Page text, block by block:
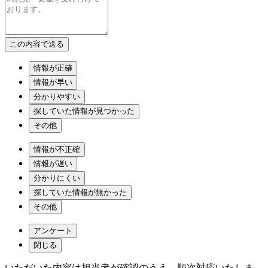
情報が正確
情報が早い
分かりやすい
探していた情報が見つかった
その他
情報が不正確
情報が遅い
分かりにくい
探していた情報が無かった
その他
アンケート
閉じる